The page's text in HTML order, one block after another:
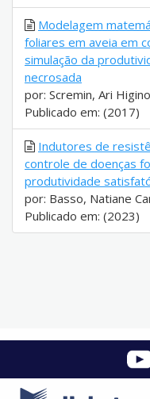
Modelagem
foliares em aveia em
simulação da
necrosada
por: Scremin, Ari Higino
Publicado em: (2017)
Indutores de
controle de doenças
produtividade
por: Basso, Natiane
Publicado em: (2023)